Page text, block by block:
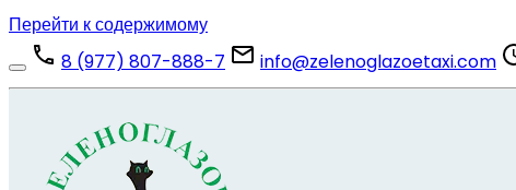
Перейти к содержимому
8 (977) 807-888-7
info@zelenoglazoetaxi.com